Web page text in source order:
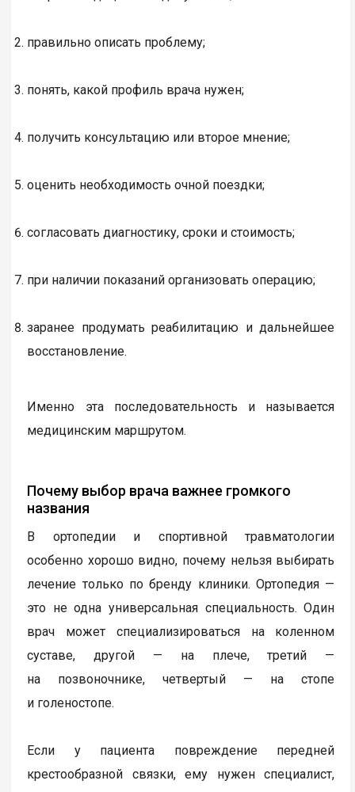
правильно описать проблему;
понять, какой профиль врача нужен;
получить консультацию или второе мнение;
оценить необходимость очной поездки;
согласовать диагностику, сроки и стоимость;
при наличии показаний организовать операцию;
заранее продумать реабилитацию и дальнейшее
восстановление.
Именно эта последовательность и называется
медицинским маршрутом.
Почему выбор врача важнее громкого
названия
В ортопедии и спортивной травматологии
особенно хорошо видно, почему нельзя выбирать
лечение только по бренду клиники. Ортопедия —
это не одна универсальная специальность. Один
врач может специализироваться на коленном
суставе, другой — на плече, третий —
на позвоночнике, четвертый — на стопе
и голеностопе.
Если у пациента повреждение передней
крестообразной связки, ему нужен специалист,